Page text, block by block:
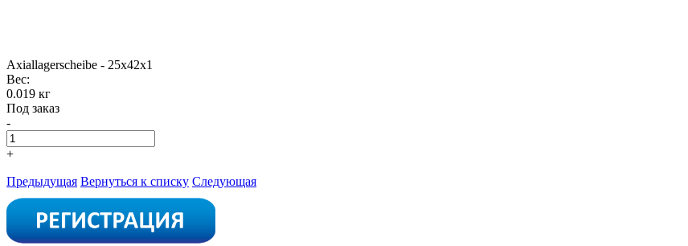
Axiallagerscheibe - 25x42x1
Вес:
0.019 кг
Под заказ
-
+
Предыдущая Вернуться к списку Следующая